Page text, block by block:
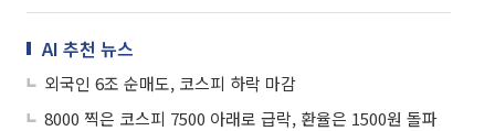
AI 추천 뉴스
외국인 6조 순매도, 코스피 하락 마감
8000 찍은 코스피 7500 아래로 급락, 환율은 1500원 돌파